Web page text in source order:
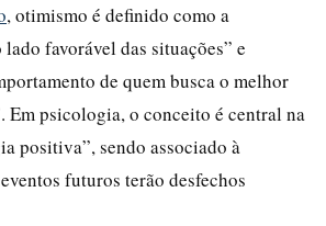
, otimismo é definido como a
favorável das situações” e
de quem busca o melhor
Em psicologia, o conceito é central na
positiva”, sendo associado à
futuros terão desfechos